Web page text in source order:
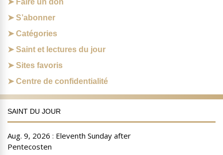
Faire un don
S’abonner
Catégories
Saint et lectures du jour
Sites favoris
Centre de confidentialité
SAINT DU JOUR